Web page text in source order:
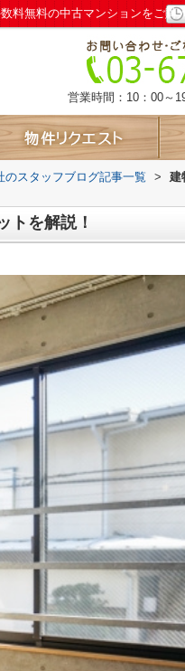
料無料の中古マンションをご購
営業時間：10：00～
のスタッフブログ記事一覧 >
建
トを解説！